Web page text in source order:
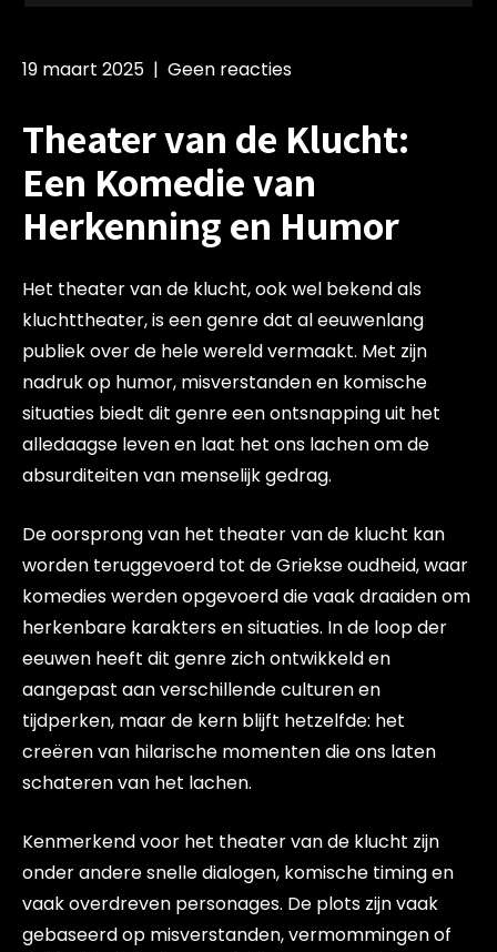
19 maart 2025 | Geen reacties
Theater van de Klucht:
Een Komedie van
Herkenning en Humor
Het theater van de klucht, ook wel bekend als
kluchttheater, is een genre dat al eeuwenlang
publiek over de hele wereld vermaakt. Met zijn
nadruk op humor, misverstanden en komische
situaties biedt dit genre een ontsnapping uit het
alledaagse leven en laat het ons lachen om de
absurditeiten van menselijk gedrag.
De oorsprong van het theater van de klucht kan
worden teruggevoerd tot de Griekse oudheid, waar
komedies werden opgevoerd die vaak draaiden om
herkenbare karakters en situaties. In de loop der
eeuwen heeft dit genre zich ontwikkeld en
aangepast aan verschillende culturen en
tijdperken, maar de kern blijft hetzelfde: het
creëren van hilarische momenten die ons laten
schateren van het lachen.
Kenmerkend voor het theater van de klucht zijn
onder andere snelle dialogen, komische timing en
vaak overdreven personages. De plots zijn vaak
gebaseerd op misverstanden, vermommingen of